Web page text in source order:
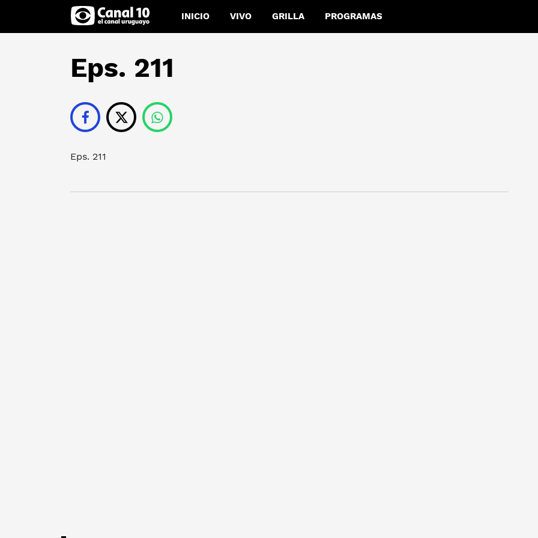
INICIO VIVO GRILLA PROGRAMAS
Eps. 211
Eps. 211